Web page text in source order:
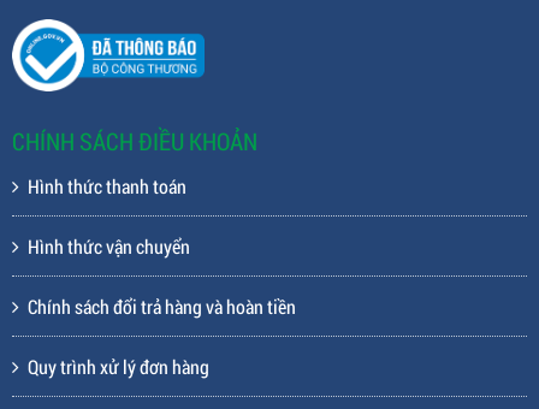
CHÍNH SÁCH ĐIỀU KHOẢN
Hình thức thanh toán
Hình thức vận chuyển
Chính sách đổi trả hàng và hoàn tiền
Quy trình xử lý đơn hàng